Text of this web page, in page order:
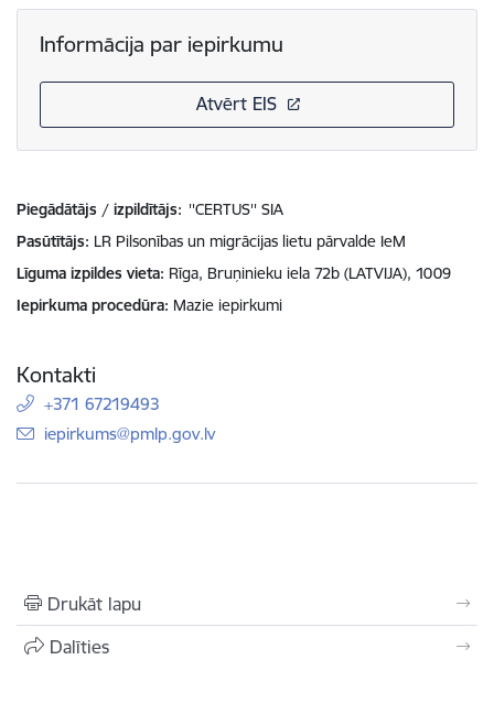
Informācija par iepirkumu
Atvērt EIS
Piegādātājs / izpildītājs: ''CERTUS'' SIA
Pasūtītājs LR Pilsonības un migrācijas lietu pārvalde IeM
Līguma izpildes vieta Rīga, Bruņinieku iela 72b (LATVIJA), 1009
Iepirkuma procedūra Mazie iepirkumi
Kontakti
+371 67219493
E-pasts:
iepirkums@pmlp.gov.lv
Drukāt lapu
Dalīties